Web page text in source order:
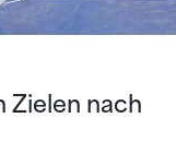
Zielen nach